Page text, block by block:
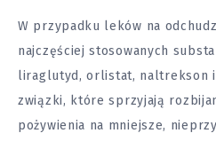
W przypadku leków na
najczęściej stosowanych
liraglutyd, orlistat, naltrekson
związki, które sprzyjają
pożywienia na mniejsze,